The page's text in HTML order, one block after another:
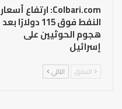
Colbari.com: ارتفاع أسعار
النفط فوق 115 دولارًا بعد
هجوم الحوثيين على
إسرائيل
السابق التالي